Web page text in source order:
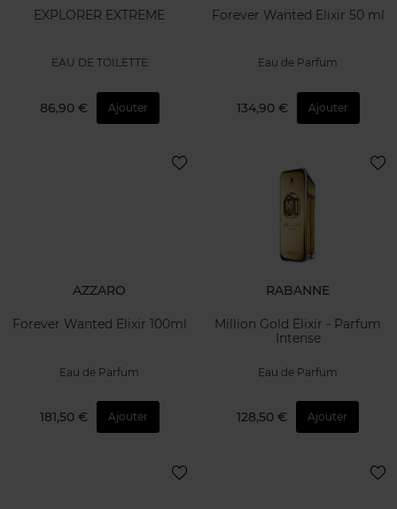
EXPLORER EXTREME
EAU DE TOILETTE
86,90 € Ajouter
Forever Wanted Elixir 50 ml
Eau de Parfum
134,90 € Ajouter
AZZARO
Forever Wanted Elixir 100ml
Eau de Parfum
181,50 € Ajouter
RABANNE
Million Gold Elixir - Parfum
Intense
Eau de Parfum
128,50 € Ajouter